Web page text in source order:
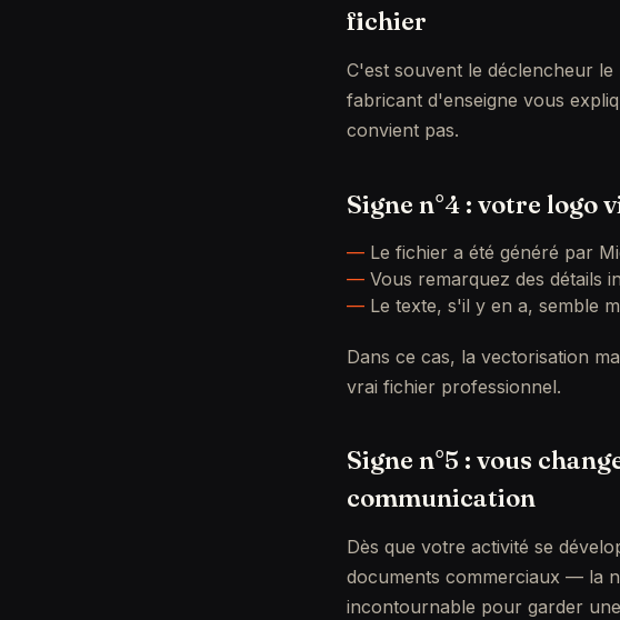
fichier
C'est souvent le déclencheur
fabricant d'enseigne vous
convient pas.
Signe n°4 : votre logo
Le fichier a été généré par
Vous remarquez des détails
Le texte, s'il y en a, semble
Dans ce cas, la vectorisation
vrai fichier professionnel.
Signe n°5 : vous
communication
Dès que votre activité se
documents commerciaux — la
incontournable pour garder